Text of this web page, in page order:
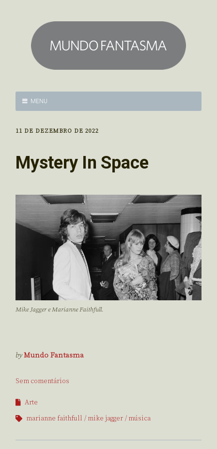
MENU
11 DE DEZEMBRO DE 2022
Mystery In Space
Mike Jagger e Marianne Faithfull.
byMundo Fantasma
Sem comentários
Arte
marianne faithfull
mike jagger música